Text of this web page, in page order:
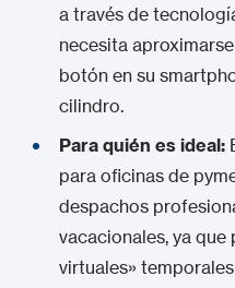
a través de
necesita
botón en su
cilindro.
Para quién es ideal:
para oficinas de
despachos
vacacionales, ya que
virtuales»